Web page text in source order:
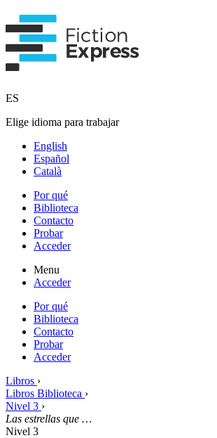
ES
Elige idioma para trabajar
English
Español
Català
Por qué
Biblioteca
Contacto
Probar
Acceder
Menu
Acceder
Por qué
Biblioteca
Contacto
Probar
Acceder
Libros ›
Libros Biblioteca ›
Nivel 3 ›
Las estrellas que …
Nivel 3